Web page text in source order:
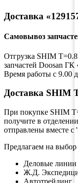
Доставка
Самовывоз
Отгрузка SHIM
запчастей Doosan
Время работы с 9.00
Доставка SHIM
При покупке SHIM
получите в
отправлены вместе
Предлагаем на
Деловые линии
Ж.Д.
Автотрейдинг